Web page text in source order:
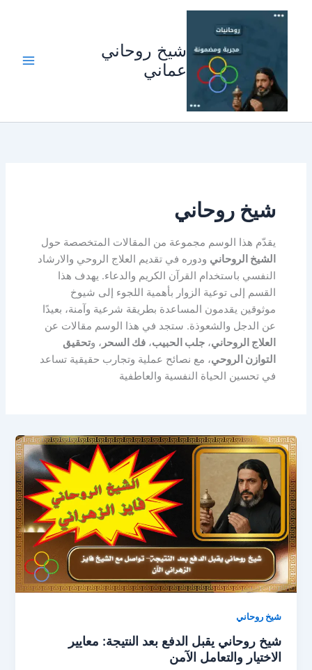
تخطي
شيخ روحاني
عماني
شيخ روحاني
يقدّم هذا الوسم مجموعة من المقالات المتخصصة حول
الشيخ الروحاني ودوره في تقديم العلاج الروحي والارشاد
النفسي باستخدام القرآن الكريم والدعاء. يهدف هذا
القسم إلى توعية الزوار بأهمية اللجوء إلى شيوخ
موثوقين يقدمون المساعدة بطريقة شرعية وآمنة، بعيدًا
عن الدجل والشعوذة. ستجد في هذا الوسم مقالات عن
العلاج الروحاني، جلب الحبيب، فك السحر ، وتحقيق
التوازن الروحي، مع نصائح عملية وتجارب حقيقية تساعد
في تحسين الحياة النفسية والعاطفية
شيخ روحاني
شيخ روحاني يقبل الدفع بعد النتيجة: معايير
الاختيار والتعامل الآمن